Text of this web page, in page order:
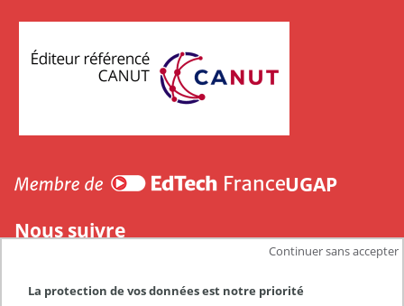
Continuer sans accepter
La protection de vos données est notre priorité
UGAP
Nous suivre